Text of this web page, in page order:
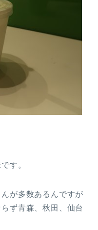
す。
が多数あるんですが
ず青森、秋田、仙台